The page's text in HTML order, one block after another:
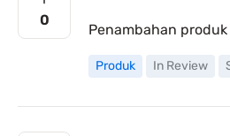
0
Penambahan
Produk In Review